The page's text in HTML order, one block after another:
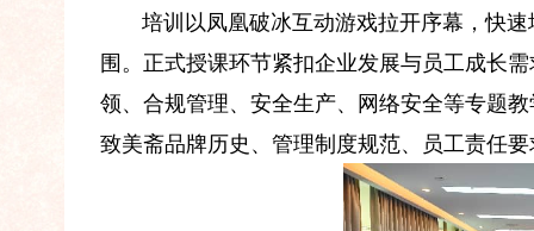
培训以凤凰破冰互动游戏拉开序幕，快
围。正式授课环节紧扣企业发展与员工成长
领、合规管理、安全生产、网络安全等专题
致美斋品牌历史、管理制度规范、员工责任